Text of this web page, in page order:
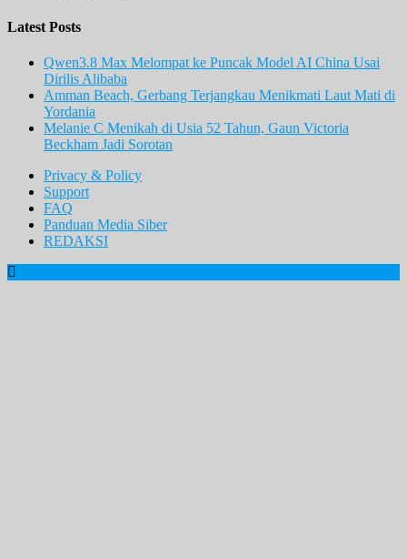
Latest Posts
Qwen3.8 Max Melompat ke Puncak Model AI China Usai
Dirilis Alibaba
Amman Beach, Gerbang Terjangkau Menikmati Laut Mati di
Yordania
Melanie C Menikah di Usia 52 Tahun, Gaun Victoria
Beckham Jadi Sorotan
Privacy & Policy
Support
FAQ
Panduan Media Siber
REDAKSI